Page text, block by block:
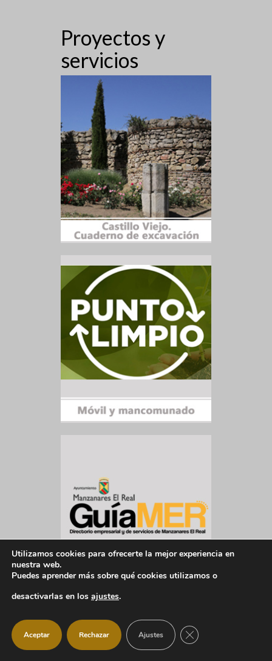
Proyectos y
servicios
Utilizamos cookies para ofrecerte la mejor experiencia en
nuestra web.
Puedes aprender más sobre qué cookies utilizamos o
desactivarlas en los ajustes.
Aceptar Rechazar Ajustes CERRAR EL